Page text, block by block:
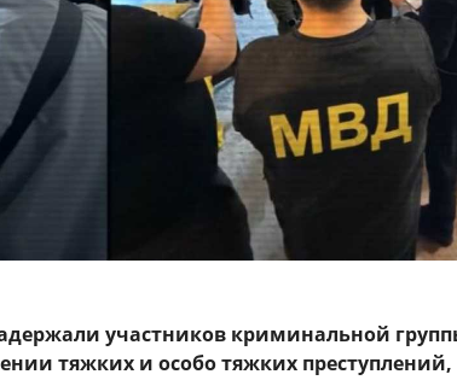
участников криминальной
тяжких и особо тяжких преступлений,